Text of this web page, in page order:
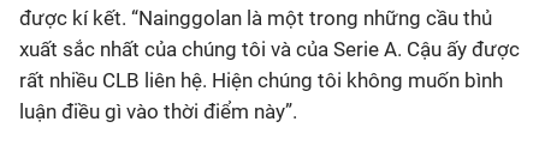
được kí kết. “Nainggolan là một trong những cầu thủ
xuất sắc nhất của chúng tôi và của Serie A. Cậu ấy được
rất nhiều CLB liên hệ. Hiện chúng tôi không muốn bình
luận điều gì vào thời điểm này”.